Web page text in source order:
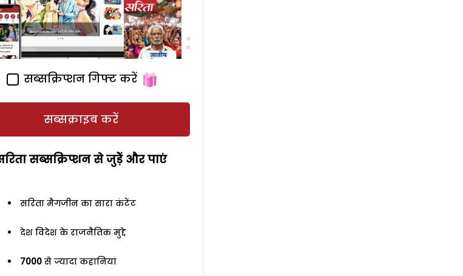
सब्सक्रिप्शन गिफ्ट करें
सब्सक्राइब करें
सब्सक्रिप्शन से जुड़ेें और पाएं
सरिता मैगजीन का सारा कंटेंट
देश विदेश के राजनैतिक मुद्दे
7000 से ज्यादा कहानियां